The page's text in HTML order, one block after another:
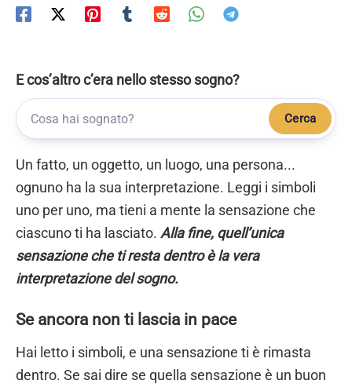
E cos’altro c’era nello stesso sogno?
Cerca
Un fatto, un oggetto, un luogo, una persona...
ognuno ha la sua interpretazione. Leggi i simboli
uno per uno, ma tieni a mente la sensazione che
ciascuno ti ha lasciato. Alla fine, quell’unica
sensazione che ti resta dentro è la vera
interpretazione del sogno.
Se ancora non ti lascia in pace
Hai letto i simboli, e una sensazione ti è rimasta
dentro. Se sai dire se quella sensazione è un buon